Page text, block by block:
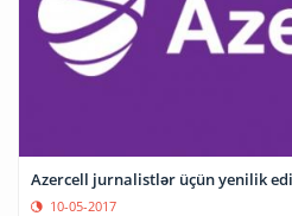
Azercell jurnalistlər üçün yenilik
10-05-2017